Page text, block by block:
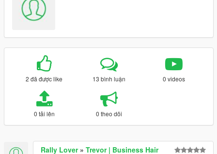
2 đã được like 13 bình luận 0 videos
0 tải lên 0 theo dõi
Rally Lover» Trevor | Business Hair